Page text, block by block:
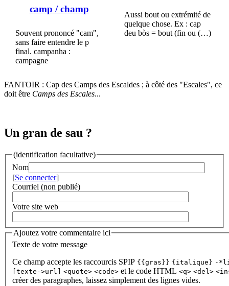
camp / champ
Souvent prononcé "cam",
sans faire entendre le p
final. campanha :
campagne
Aussi bout ou extrémité de
quelque chose. Ex : cap
deu bòs = bout (fin ou (…)
FANTOIR : Cap des Camps des Escaldes ; à côté des "Escales", ce
doit être Camps des Escales...
Un gran de sau ?
(identification facultative)
Nom
[Se connecter]
Courriel (non publié)
Votre site web
Ajoutez votre commentaire ici
Texte de votre message
Ce champ accepte les raccourcis SPIP {{gras}} {italique} -
[texte->url]
<quote> <code> et le code HTML <q> <del>
créer des paragraphes, laissez simplement des lignes vides.